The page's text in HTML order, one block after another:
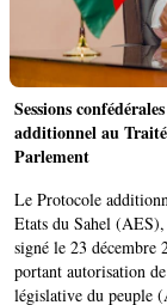
Sessions
additionnel au
Parlement
Le Protocole
Etats du Sahel (AES),
signé le 23 décembre
portant autorisation
législative du peuple